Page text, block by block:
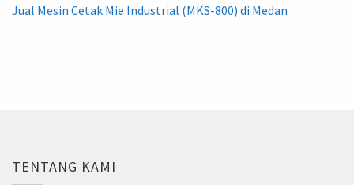
Jual Mesin Cetak Mie Industrial (MKS-800) di Medan
TENTANG KAMI